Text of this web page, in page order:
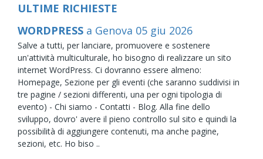
ULTIME RICHIESTE
WORDPRESS a Genova 05 giu 2026
Salve a tutti, per lanciare, promuovere e sostenere
un'attività multiculturale, ho bisogno di realizzare un sito
internet WordPress. Ci dovranno essere almeno:
Homepage, Sezione per gli eventi (che saranno suddivisi in
tre pagine / sezioni differenti, una per ogni tipologia di
evento) - Chi siamo - Contatti - Blog. Alla fine dello
sviluppo, dovro' avere il pieno controllo sul sito e quindi la
possibilità di aggiungere contenuti, ma anche pagine,
sezioni, etc. Ho biso ..